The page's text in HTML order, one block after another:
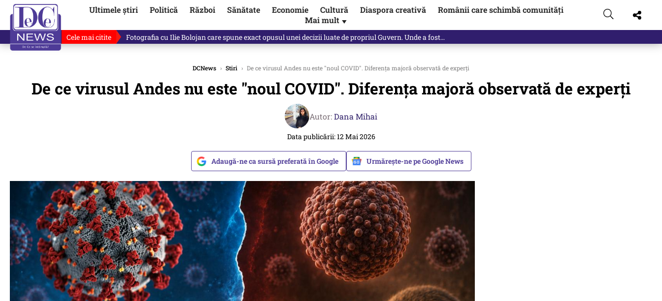
Ultimele știri Politică Război Sănătate Economie Cultură Diaspora creativă
Românii care schimbă comunități
Mai mult ▼
Cele mai citite Răzvan Dumitrescu îi cere scuze, public, lui Ilie Bolojan / video
DCNews › Stiri › De ce virusul Andes nu este "noul COVID". Diferența majoră observată de experți
De ce virusul Andes nu este "noul COVID". Diferența majoră observată de experți
Autor:Dana Mihai
Data publicării: 12 Mai 2026
Adaugă-ne ca sursă preferată în Google Urmărește-ne pe Google News